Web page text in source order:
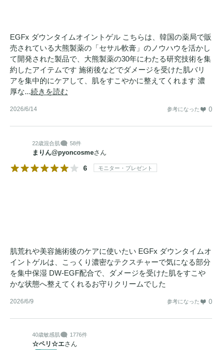
EGFx ダウンタイムオイントゲル こちらは、韓国の薬局で販
売されている大熊製薬の「セサル軟膏」のノウハウを活かし
て開発された製品で、大熊製薬の30年にわたる研究技術を集
約したアイテムです 施術後などでダメージを受けた肌バリ
アを集中的にケアして、肌をすこやかに整えてくれます 濃
厚な...続きを読む
2026/6/14 参考になった 0
22歳混合肌 58件
まりん@pyoncosmeさん
6 モニター・プレゼント
肌荒れや美容施術後のケアに使いたい EGFx ダウンタイムオ
イントゲルは、こっくり濃密なテクスチャーで気になる部分
を集中保湿 DW-EGF配合で、ダメージを受けた肌をすこや
かな状態へ整えてくれるお守りクリームでした
2026/6/9 参考になった 0
40歳敏感肌 1776件
☆ペリ☆エさん